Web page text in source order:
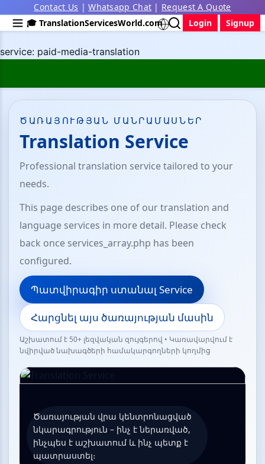
service: paid-media-translation
Contact Us |Whatsapp Chat | Request A Quote
🎓 TranslationServicesWorld.com
Login Signup
ԾԱՌԱՅՈՒԹՅԱՆ ՄԱՆՐԱՄԱՍՆԵՐ
Translation Service
Professional translation service tailored to your
needs.
This page describes one of our translation and
language services in more detail. Please check
back once services_array.php has been
configured.
Պատվիրագիր ստանալ Service
Հարցնել այս ծառայության մասին
Աշխատում է 50+ լեզվական զույգերով • Կառավարվում է
նվիրված նախագծերի համակարգողների կողմից
Ծառայության վրա կենտրոնացված
նկարագրություն – ինչ է ներառված,
ինչպես է աշխատում և ինչ պետք է
պատրաստել։